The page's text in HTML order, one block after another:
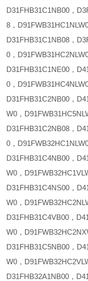
D31FHB31C1NB00，
8，D91FWB31HC1NLW0
D31FHB31C1NB08，
0，D91FWB31HC2NLW0
D31FHB31C1NE00，
0，D91FWB31HC4NLW0
D31FHB31C2NB00，
W0，
D31FHB31C2NB08，
0，D91FWB32HC1NLW0
D31FHB31C4NB00，
W0，
D31FHB31C4NS00，
W0，
D31FHB31C4VB00，
W0，
D31FHB31C5NB00，
W0，
D31FHB32A1NB00，